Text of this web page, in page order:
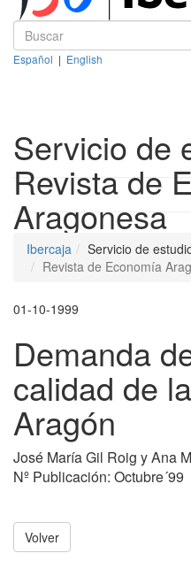
Español | English
Servicio de
Revista de
Aragonesa
Ibercaja
Servicio de
Revista de Economía
01-10-1999
Demanda
calidad de
Aragón
José María Gil Roig y Ana
Nº Publicación: Octubre´99
Volver